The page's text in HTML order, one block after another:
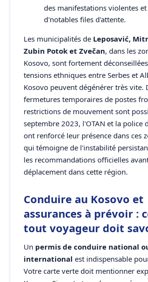
des manifestations violentes
d'notables files d'attente.
Les municipalités de Leposavić,
Zubin Potok et Zvečan, dans les
Kosovo, sont fortement
tensions ethniques entre Serbes et
Kosovo peuvent dégénérer très vite.
fermetures temporaires de postes
restrictions de mouvement sont
septembre 2023, l'OTAN et la police
ont renforcé leur présence dans ces
qui témoigne de l'instabilité
les recommandations officielles
déplacement dans cette région.
Conduire au Kosovo et
assurances à prévoir :
tout voyageur doit
Un permis de conduire national
international est indispensable
Votre carte verte doit mentionner